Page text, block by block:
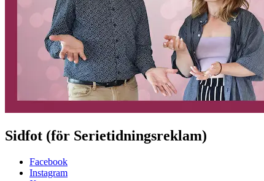
Sidfot (för Serietidningsreklam)
Facebook
Instagram